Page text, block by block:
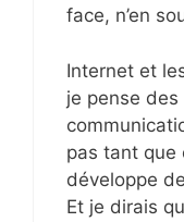
face, n’en
Internet et
je pense
pas tant que
développe
Et je dirais